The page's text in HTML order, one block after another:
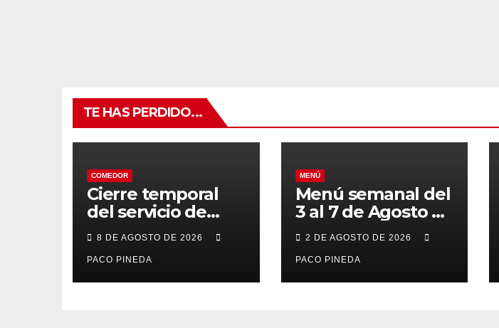
TE HAS PERDIDO...
COMEDOR
Cierre temporal
del servicio de
BAR – COMEDOR
8 DE AGOSTO DE 2026
PACO PINEDA
MENÚ
Menú semanal del
3 al 7 de Agosto de
2026
2 DE AGOSTO DE 2026
PACO PINEDA